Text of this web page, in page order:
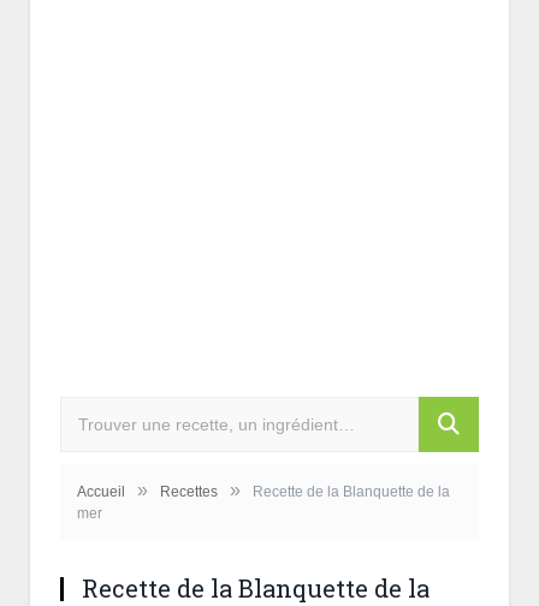
Accueil » Recettes »
Recette de la Blanquette de la
mer
Recette de la Blanquette de la